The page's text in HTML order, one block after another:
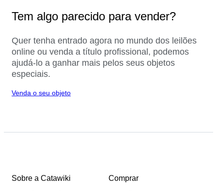
Tem algo parecido para vender?
Quer tenha entrado agora no mundo dos leilões
online ou venda a título profissional, podemos
ajudá-lo a ganhar mais pelos seus objetos
especiais.
Venda o seu objeto
Sobre a Catawiki Comprar